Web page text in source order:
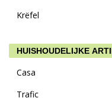
Krëfel
HUISHOUDELIJKE
Casa
Trafic